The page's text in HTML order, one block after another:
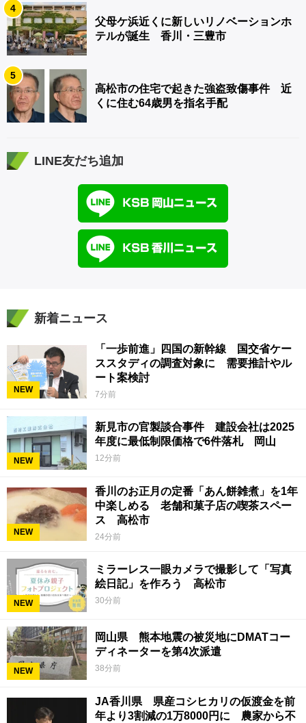
4
父母ケ浜近くに新しいリノベーションホ
テルが誕生 香川・三豊市
5
高松市の住宅で起きた強盗致傷事件 近
くに住む64歳男を指名手配
LINE友だち追加
新着ニュース
NEW
「一歩前進」四国の新幹線 国交省ケー
ススタディの調査対象に 需要推計やル
ート案検討
7分前
NEW
新見市の官製談合事件 建設会社は2025
年度に最低制限価格で6件落札 岡山
12分前
NEW
香川のお正月の定番「あん餅雑煮」を1年
中楽しめる 老舗和菓子店の喫茶スペー
ス 高松市
24分前
NEW
ミラーレス一眼カメラで撮影して「写真
絵日記」を作ろう 高松市
30分前
NEW
岡山県 熊本地震の被災地にDMATコー
ディネーターを第4次派遣
38分前
JA香川県 県産コシヒカリの仮渡金を前
年より3割減の1万8000円に 農家から不